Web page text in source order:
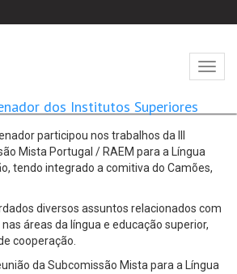
Abrir
participou nos trabalhos da III
Mista Portugal / RAEM para a Língua
tendo integrado a comitiva do Camões,
diversos assuntos relacionados com
áreas da língua e educação superior,
cooperação.
da Subcomissão Mista para a Língua